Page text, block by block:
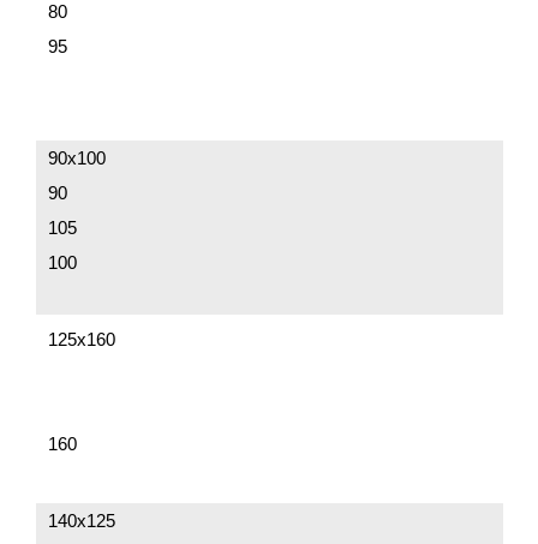
80
95
90х100
90
105
100
125х160
160
140х125